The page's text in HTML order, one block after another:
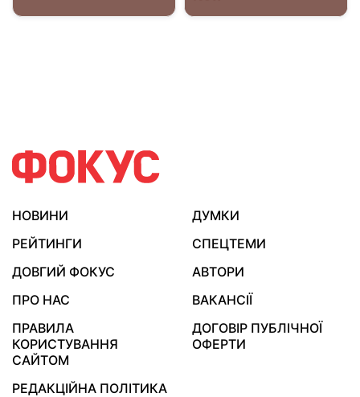
НОВИНИ
ДУМКИ
РЕЙТИНГИ
СПЕЦТЕМИ
ДОВГИЙ ФОКУС
АВТОРИ
ПРО НАС
ВАКАНСІЇ
ПРАВИЛА
КОРИСТУВАННЯ
САЙТОМ
ДОГОВІР ПУБЛІЧНОЇ
ОФЕРТИ
РЕДАКЦІЙНА ПОЛІТИКА